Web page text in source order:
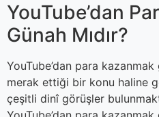
YouTube’dan
Günah Mıdır?
YouTube’dan para
merak ettiği bir konu haline
çeşitli dinî görüşler